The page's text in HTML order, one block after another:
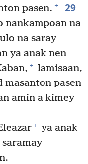
pasen. + 29
nankampoan na
na saray
ya anak nen
+ lamisaan,
masanton pasen
amin a kimey
+ ya anak